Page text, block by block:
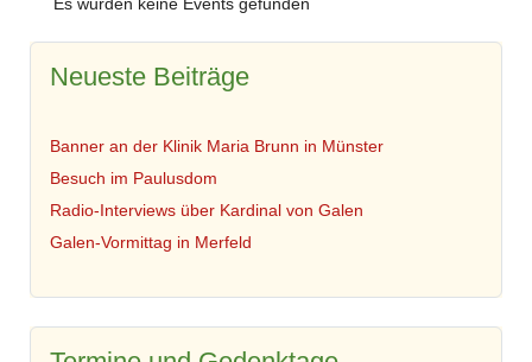
Es wurden keine Events gefunden
Neueste Beiträge
Banner an der Klinik Maria Brunn in Münster
Besuch im Paulusdom
Radio-Interviews über Kardinal von Galen
Galen-Vormittag in Merfeld